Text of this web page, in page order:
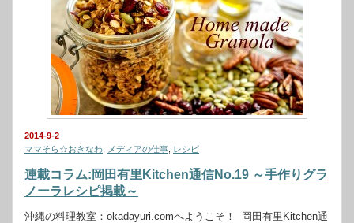
2014-9-2
ママそら☆おきなわ
メディアの仕事 レシピ
連載コラム:岡田有里Kitchen通信No.19 ～手作りグラ
ノーラレシピ掲載～
沖縄の料理教室：okadayuri.comへようこそ！ 岡田有里Kitchen通